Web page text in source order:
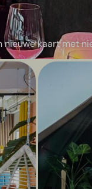
kaart met